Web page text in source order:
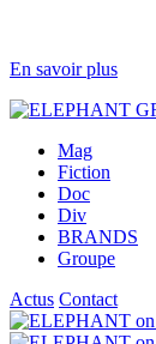
En savoir plus
Mag
Fiction
Doc
Div
BRANDS
Groupe
Actus Contact